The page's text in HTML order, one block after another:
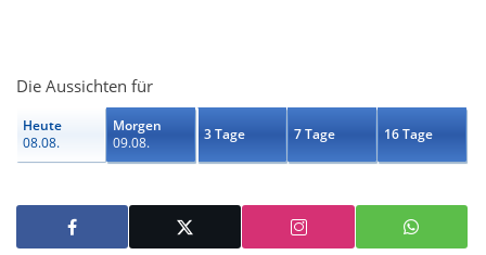
Die Aussichten für
Heute
08.08.
Morgen
09.08.
3 Tage 7 Tage 16 Tage